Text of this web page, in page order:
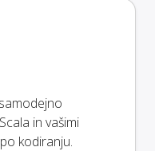
in vašimi
kodiranju.